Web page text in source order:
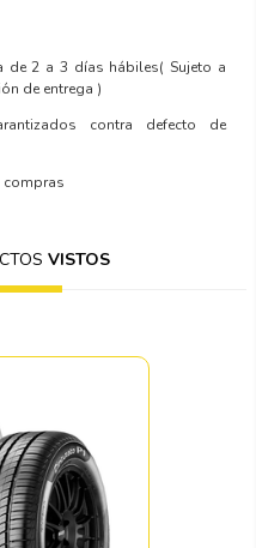
de 2 a 3 días hábiles( Sujeto a
de entrega )
contra defecto de
compras
VISTOS